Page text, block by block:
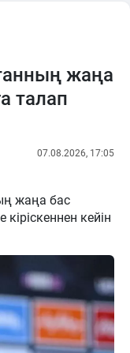
жаңа
талап
07.08.2026, 17:05
жаңа бас
кейін